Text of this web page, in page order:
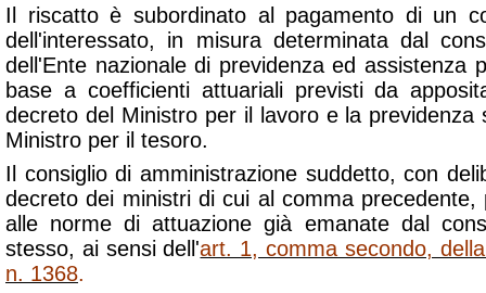
Il riscatto è subordinato al pagamento di un
dell'interessato, in misura determinata dal
dell'Ente nazionale di previdenza ed assistenza
base a coefficienti attuariali previsti da
decreto del Ministro per il lavoro e la previdenza
Ministro per il tesoro.
Il consiglio di amministrazione suddetto, con
decreto dei ministri di cui al comma precedente,
alle norme di attuazione già emanate dal
stesso, ai sensi dell'art. 1, comma secondo,
n. 1368.